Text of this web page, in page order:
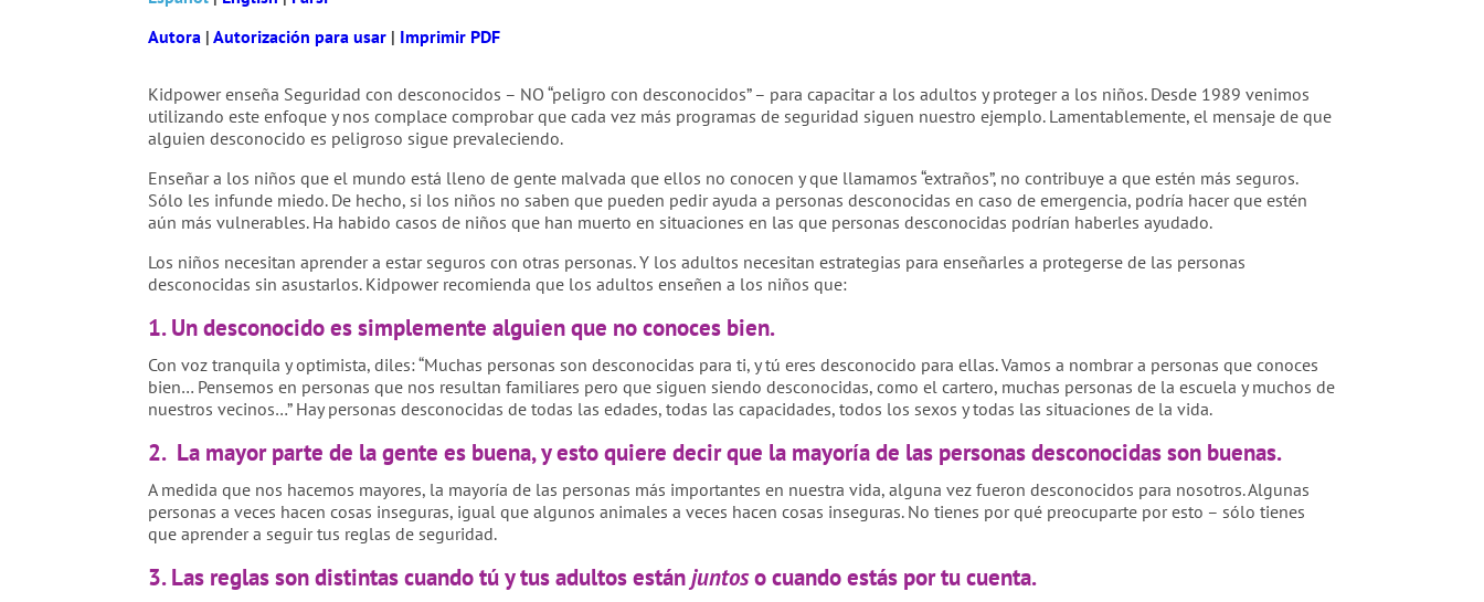
Autora |Autorización para usar | Imprimir PDF
Kidpower enseña Seguridad con desconocidos – NO “peligro con desconocidos” – para capacitar a los adultos y proteger a los niños. Desde 1989 venimos
utilizando este enfoque y nos complace comprobar que cada vez más programas de seguridad siguen nuestro ejemplo. Lamentablemente, el mensaje de que
alguien desconocido es peligroso sigue prevaleciendo.
Enseñar a los niños que el mundo está lleno de gente malvada que ellos no conocen y que llamamos “extraños”, no contribuye a que estén más seguros.
Sólo les infunde miedo. De hecho, si los niños no saben que pueden pedir ayuda a personas desconocidas en caso de emergencia, podría hacer que estén
aún más vulnerables. Ha habido casos de niños que han muerto en situaciones en las que personas desconocidas podrían haberles ayudado.
Los niños necesitan aprender a estar seguros con otras personas. Y los adultos necesitan estrategias para enseñarles a protegerse de las personas
desconocidas sin asustarlos. Kidpower recomienda que los adultos enseñen a los niños que:
1. Un desconocido es simplemente alguien que no conoces bien.
Con voz tranquila y optimista, diles: “Muchas personas son desconocidas para ti, y tú eres desconocido para ellas. Vamos a nombrar a personas que conoces
bien… Pensemos en personas que nos resultan familiares pero que siguen siendo desconocidas, como el cartero, muchas personas de la escuela y muchos de
nuestros vecinos…” Hay personas desconocidas de todas las edades, todas las capacidades, todos los sexos y todas las situaciones de la vida.
2. La mayor parte de la gente es buena, y esto quiere decir que la mayoría de las personas desconocidas son buenas.
A medida que nos hacemos mayores, la mayoría de las personas más importantes en nuestra vida, alguna vez fueron desconocidos para nosotros. Algunas
personas a veces hacen cosas inseguras, igual que algunos animales a veces hacen cosas inseguras. No tienes por qué preocuparte por esto – sólo tienes
que aprender a seguir tus reglas de seguridad.
3. Las reglas son distintas cuando tú y tus adultos estánjuntoso cuando estás por tu cuenta.